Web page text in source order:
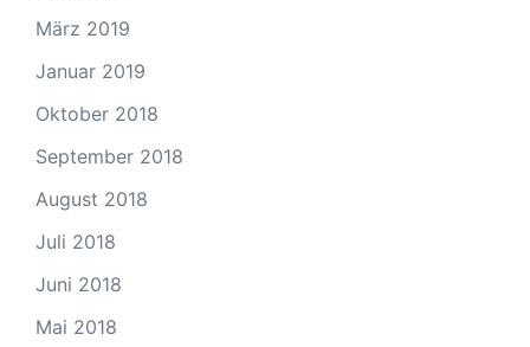
März 2019
Januar 2019
Oktober 2018
September 2018
August 2018
Juli 2018
Juni 2018
Mai 2018